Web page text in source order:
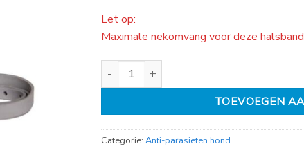
Let op:
Maximale nekomvang voor deze
Pharmadog Gifvrije vlooien en tekenband
TOEVOEGEN
Categorie: Anti-parasieten hond